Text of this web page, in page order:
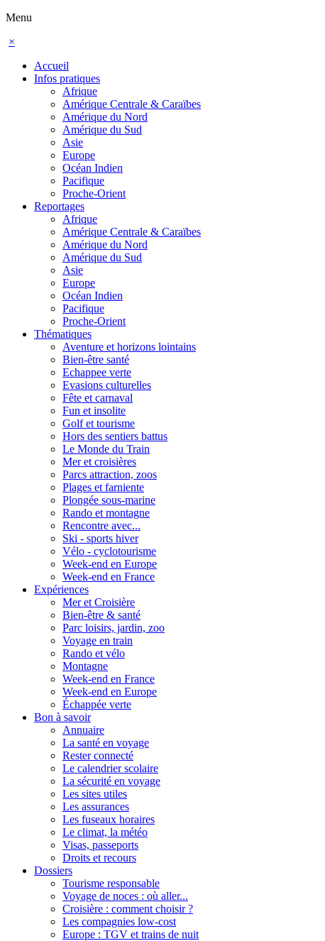
Menu
×
Accueil
Infos pratiques
Afrique
Amérique Centrale & Caraïbes
Amérique du Nord
Amérique du Sud
Asie
Europe
Océan Indien
Pacifique
Proche-Orient
Reportages
Afrique
Amérique Centrale & Caraïbes
Amérique du Nord
Amérique du Sud
Asie
Europe
Océan Indien
Pacifique
Proche-Orient
Thématiques
Aventure et horizons lointains
Bien-être santé
Echappee verte
Evasions culturelles
Fête et carnaval
Fun et insolite
Golf et tourisme
Hors des sentiers battus
Le Monde du Train
Mer et croisières
Parcs attraction, zoos
Plages et farniente
Plongée sous-marine
Rando et montagne
Rencontre avec...
Ski - sports hiver
Vélo - cyclotourisme
Week-end en Europe
Week-end en France
Expériences
Mer et Croisière
Bien-être & santé
Parc loisirs, jardin, zoo
Voyage en train
Rando et vélo
Montagne
Week-end en France
Week-end en Europe
Échappée verte
Bon à savoir
Annuaire
La santé en voyage
Rester connecté
Le calendrier scolaire
La sécurité en voyage
Les sites utiles
Les assurances
Les fuseaux horaires
Le climat, la météo
Visas, passeports
Droits et recours
Dossiers
Tourisme responsable
Voyage de noces : où aller...
Croisière : comment choisir ?
Les compagnies low-cost
Europe : TGV et trains de nuit